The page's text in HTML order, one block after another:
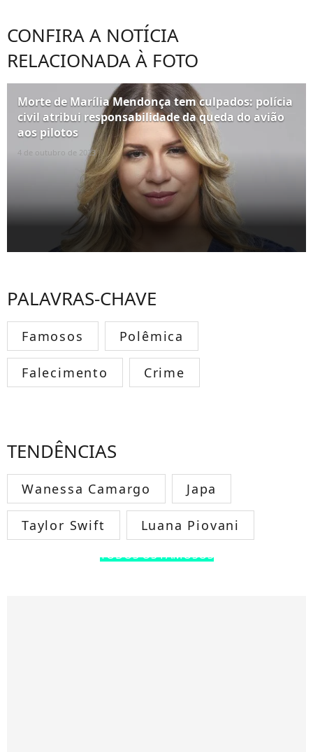
CONFIRA A NOTÍCIA
RELACIONADA À FOTO
Morte de Marília Mendonça tem culpados: polícia
civil atribui responsabilidade da queda do avião
aos pilotos
4 de outubro de 2023
PALAVRAS-CHAVE
Famosos Polêmica
Falecimento Crime
TENDÊNCIAS
Wanessa Camargo Japa
Taylor Swift Luana Piovani
TODOS OS FAMOSOS